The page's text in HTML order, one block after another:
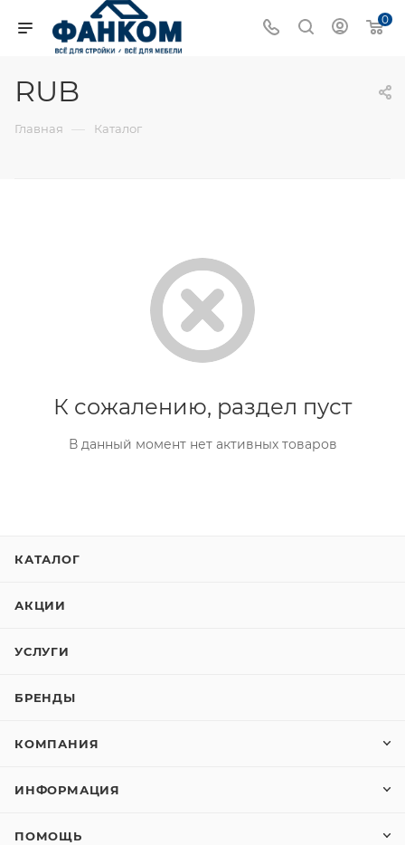
0
RUB
Главная — Каталог
К сожалению, раздел пуст
В данный момент нет активных товаров
КАТАЛОГ
АКЦИИ
УСЛУГИ
БРЕНДЫ
КОМПАНИЯ
ИНФОРМАЦИЯ
ПОМОЩЬ